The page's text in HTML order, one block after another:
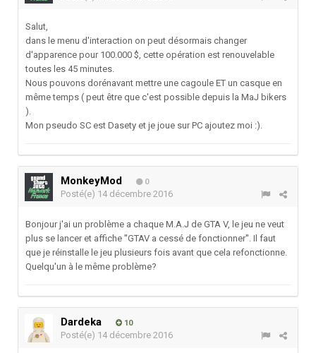
Salut,
dans le menu d'interaction on peut désormais changer
d'apparence pour 100.000 $, cette opération est renouvelable
toutes les 45 minutes.
Nous pouvons dorénavant mettre une cagoule ET un casque en
même temps ( peut être que c'est possible depuis la MaJ bikers
).
Mon pseudo SC est Dasety et je joue sur PC ajoutez moi :).
MonkeyMod 0
Posté(e) 14 décembre 2016
Bonjour j'ai un problème a chaque M.A.J de GTA V, le jeu ne veut
plus se lancer et affiche ''GTAV a cessé de fonctionner''. Il faut
que je réinstalle le jeu plusieurs fois avant que cela refonctionne.
Quelqu'un à le même problème?
Dardeka 10
Posté(e) 14 décembre 2016